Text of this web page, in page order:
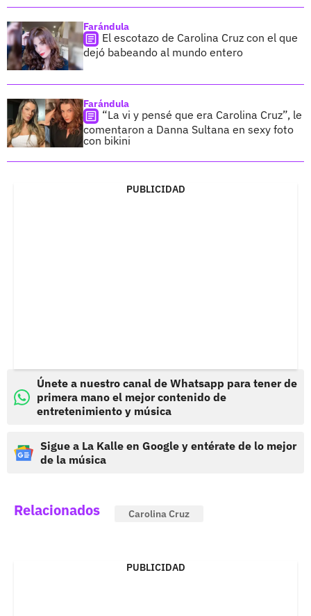
Farándula
El escotazo de Carolina Cruz con el que
dejó babeando al mundo entero
Farándula
“La vi y pensé que era Carolina Cruz”, le
comentaron a Danna Sultana en sexy foto
con bikini
PUBLICIDAD
Únete a nuestro canal de Whatsapp para tener de
primera mano el mejor contenido de
entretenimiento y música
Sigue a La Kalle en Google y entérate de lo mejor
de la música
Relacionados Carolina Cruz
PUBLICIDAD